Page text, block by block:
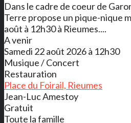
Dans le cadre de coeur de
Terre propose un pique-nique
août à 12h30 à Rieumes....
A venir
Samedi 22 août 2026 à 12h30
Musique / Concert
Restauration
Place du Foirail, Rieumes
Jean-Luc Amestoy
Gratuit
Toute la famille